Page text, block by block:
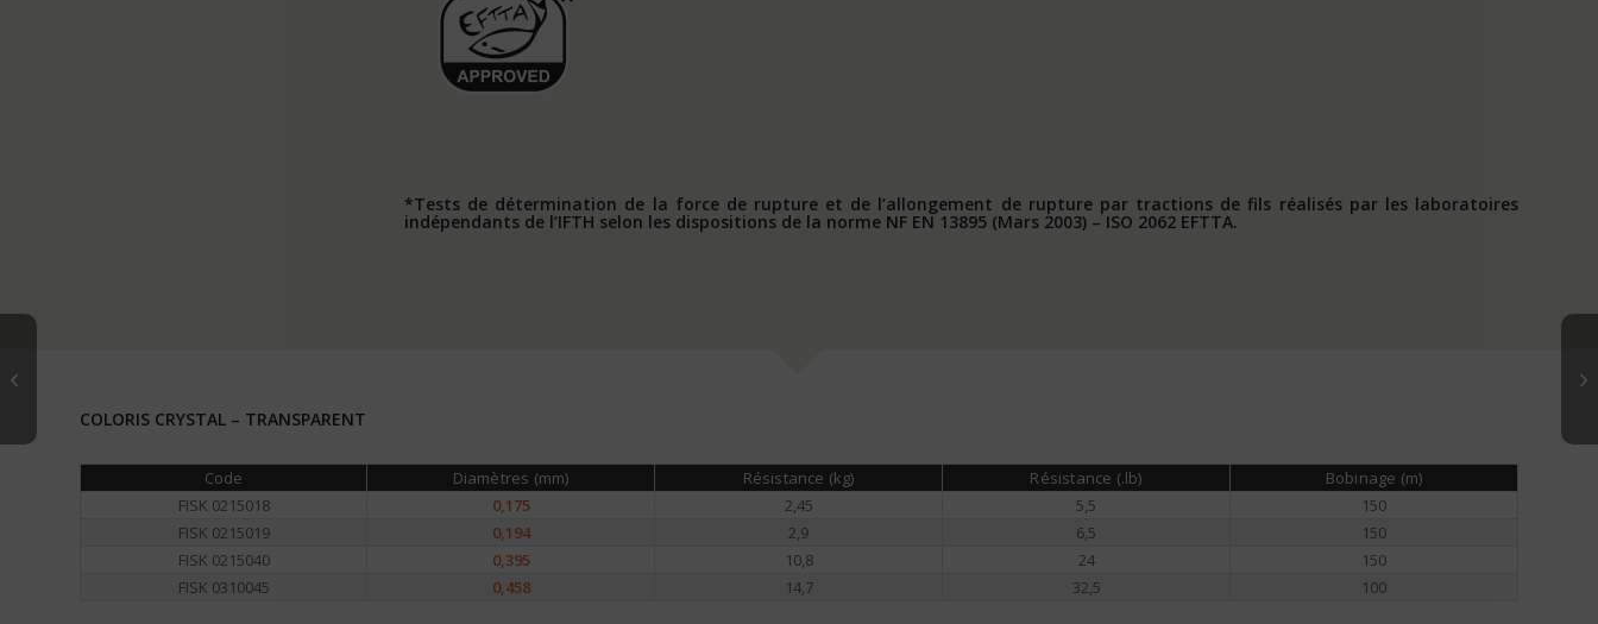
*Tests de détermination de la force de rupture et de l’allongement de rupture par tractions de fils réalisés par les laboratoires
indépendants de l’IFTH selon les dispositions de la norme NF EN 13895 (Mars 2003) – ISO 2062 EFTTA.
COLORIS CRYSTAL – TRANSPARENT
Code Diamètres (mm) Résistance (kg) Résistance (.lb)
Bobinage (m)
FISK 0215018
0,175 2,45 5,5
150
FISK 0215019
0,194 2,9 6,5
150
FISK 0215040
0,395 10,8 24
150
FISK 0310045
0,458 14,7 32,5 100